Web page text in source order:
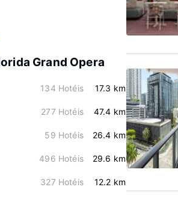
Grand Opera
134 Hotéis 17.3 km
277 Hotéis 47.4 km
59 Hotéis 26.4 km
496 Hotéis 29.6 km
327 Hotéis 12.2 km